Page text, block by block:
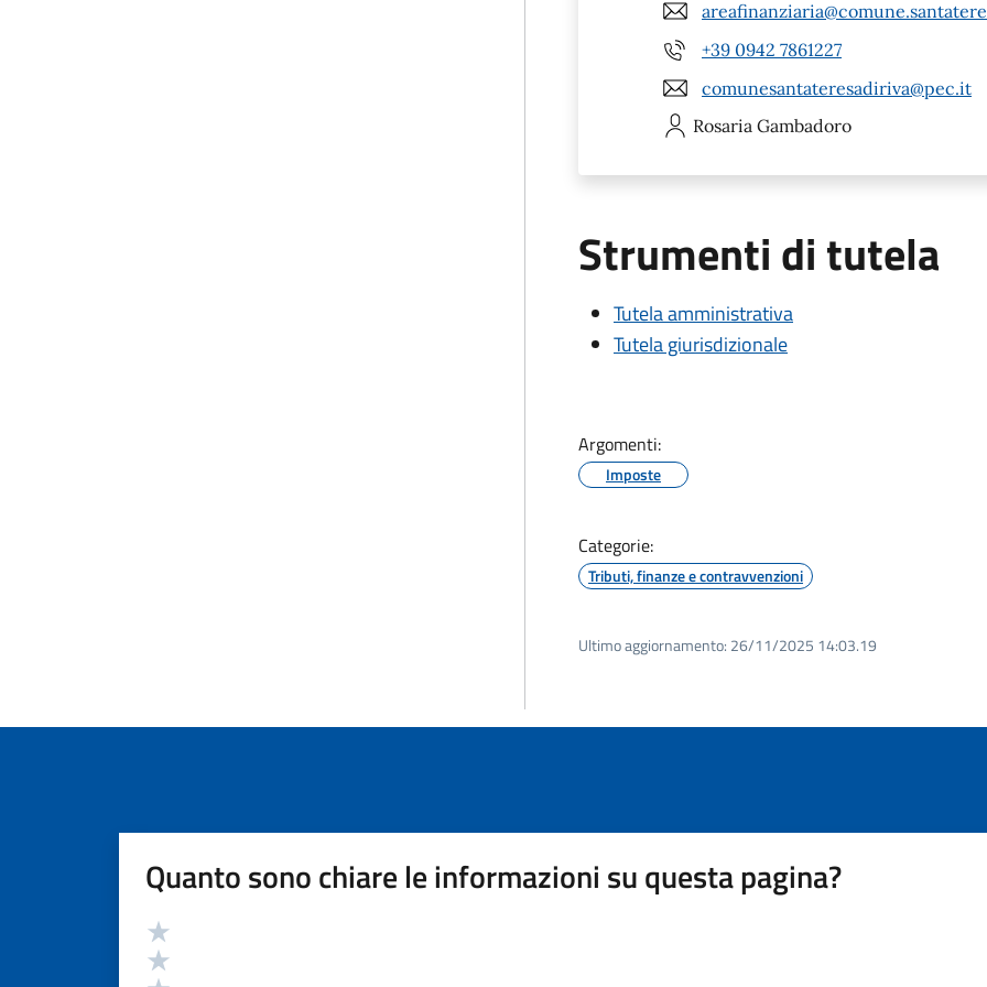
+39 0942 7861227
comunesantateresadiriva@pec.it
Rosaria Gambadoro
Strumenti di tutela
Tutela amministrativa
Tutela giurisdizionale
Argomenti:
Imposte
Categorie:
Tributi, finanze e contravvenzioni
Ultimo aggiornamento: 26/11/2025 14:03.19
Quanto sono chiare le informazioni su questa pagina?
Valutazione